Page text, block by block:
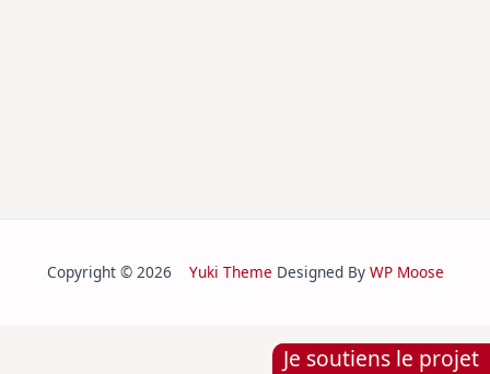
Je soutiens le projet
Copyright © 2026 Yuki Theme Designed By WP Moose